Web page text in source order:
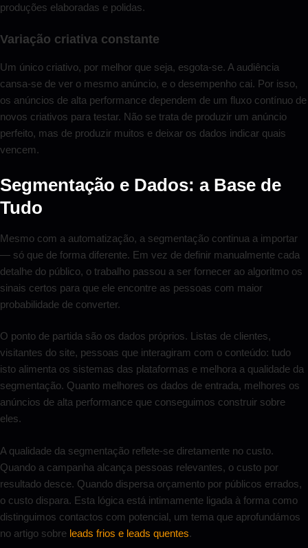
produções elaboradas e polidas.
Variação criativa constante
Um único criativo, por melhor que seja, esgota-se. A audiência
cansa-se de ver o mesmo anúncio, e o desempenho cai. Por isso,
os anúncios de alta performance dependem de um fluxo contínuo de
novos criativos para testar. Não se trata de produzir um anúncio
perfeito, mas de produzir muitos e deixar os dados indicar quais
vencem.
Segmentação e Dados: a Base de
Tudo
Mesmo com a automatização, a segmentação continua a importar
— só que de forma diferente. Em vez de definir manualmente cada
detalhe do público, o trabalho passou a ser fornecer ao algoritmo os
sinais certos para que ele encontre as pessoas com maior
probabilidade de converter.
O ponto de partida são os dados próprios. Listas de clientes,
visitantes do site, pessoas que interagiram com o conteúdo: tudo
isto alimenta os sistemas das plataformas e melhora a qualidade da
segmentação. Quanto melhores os dados de entrada, melhores os
anúncios de alta performance que conseguimos construir sobre
eles.
A qualidade da segmentação reflete-se diretamente no custo.
Quando a campanha alcança pessoas relevantes, o custo por
resultado desce. Quando dispersa orçamento por públicos errados,
o custo dispara. Esta lógica está intimamente ligada à forma como
distinguimos contactos com potencial, um tema que aprofundámos
no artigo sobre leads frios e leads quentes.